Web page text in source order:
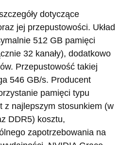
dotyczące
jej przepustowości. Układ
512 GB pamięci
32 kanały), dodatkowo
Przepustowość takiej
546 GB/s. Producent
pamięci typu
z najlepszym stosunkiem (w
DDR5) kosztu,
zapotrzebowania na